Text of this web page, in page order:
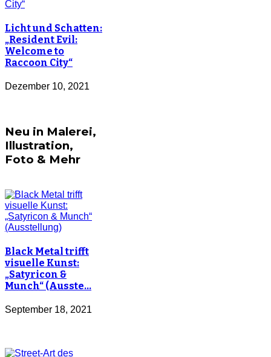
Licht und Schatten:
„Resident Evil:
Welcome to
Raccoon City“
Dezember 10, 2021
Neu in Malerei,
Illustration,
Foto & Mehr
Black Metal trifft
visuelle Kunst:
„Satyricon &
Munch“ (Ausste…
September 18, 2021